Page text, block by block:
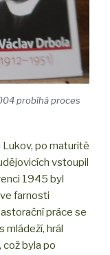
probíhá proces
Lukov, po maturitě
vstoupil
1945 byl
farnosti
práce se
hrál
byla po